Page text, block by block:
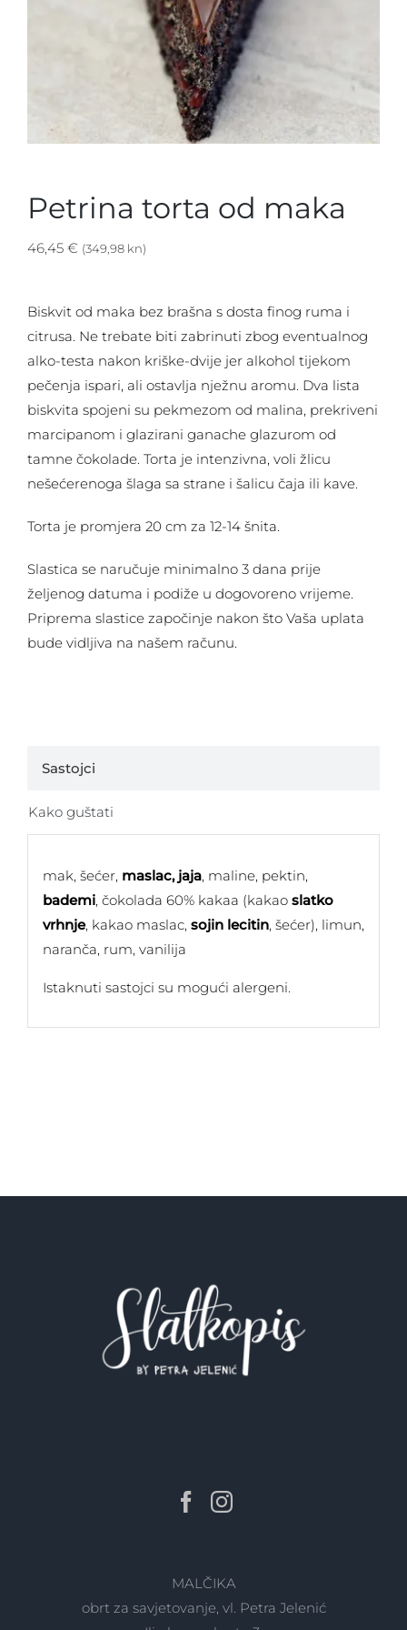
Petrina torta od maka
46,45 € (349,98 kn)
Biskvit od maka bez brašna s dosta finog ruma i
citrusa. Ne trebate biti zabrinuti zbog eventualnog
alko-testa nakon kriške-dvije jer alkohol tijekom
pečenja ispari, ali ostavlja nježnu aromu. Dva lista
biskvita spojeni su pekmezom od malina, prekriveni
marcipanom i glazirani ganache glazurom od
tamne čokolade. Torta je intenzivna, voli žlicu
nešećerenoga šlaga sa strane i šalicu čaja ili kave.
Torta je promjera 20 cm za 12-14 šnita.
Slastica se naručuje minimalno 3 dana prije
željenog datuma i podiže u dogovoreno vrijeme.
Priprema slastice započinje nakon što Vaša uplata
bude vidljiva na našem računu.
Sastojci
Kako guštati
mak, šećer, maslac, jaja, maline, pektin,
bademi, čokolada 60% kakaa (kakaoslatko
vrhnje, kakao maslac, sojin lecitin, šećer), limun,
naranča, rum, vanilija
Istaknuti sastojci su mogući alergeni.
MALČIKA
obrt za savjetovanje, vl. Petra Jelenić